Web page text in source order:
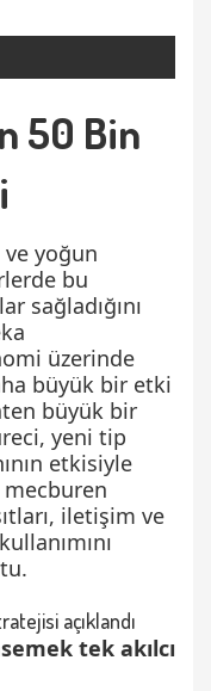
50 Bin
yoğun
bu
sağladığını
üzerinde
büyük bir etki
büyük bir
yeni tip
etkisiyle
mecburen
iletişim ve
açıklandı
tek akılcı